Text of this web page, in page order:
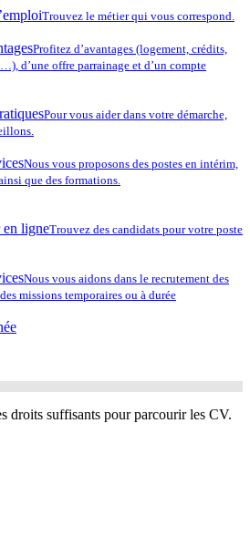
Trouvez le métier qui vous correspond.
Profitez d’avantages (logement, crédits,
d’une offre parrainage et d’un compte
Pour vous aider dans votre démarche,
Nous vous proposons des postes en intérim,
que des formations.
en ligneTrouvez des candidats pour votre poste
Nous vous aidons dans le recrutement des
missions temporaires ou à durée
droits suffisants pour parcourir les CV.